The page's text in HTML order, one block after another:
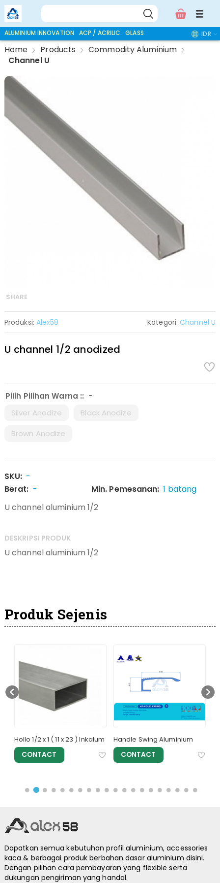
ALUMINIUM INNOVATION ACP / ACRILIC GLASS ACCESSORIES IDR
Home Products
Commodity Aluminium
Channel U
SHARE
Produksi: Alex58 Kategori:Channel U
U channel 1/2 anodized
Pilih Pilihan Warna :: -
Silver Anodize
Black Anodize
Brown Anodize
SKU: -
Berat: - Min. Pemesanan: 1 batang
U channel aluminium 1/2
DESKRIPSI PRODUK
U channel aluminium 1/2
Produk Sejenis
Hollo 1/2 x 1 ( 11 x 23 ) Inkalum
CONTACT
Handle Swing Aluminium
CONTACT
Dapatkan semua kebutuhan profil aluminium, accessories
kaca & berbagai produk berbahan dasar aluminium disini.
Dengan pilihan cara pembayaran yang flexible serta
dukungan pengiriman yang handal.